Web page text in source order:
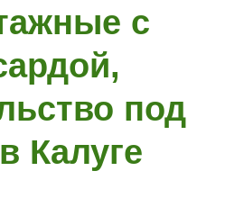
с
под
Калуге